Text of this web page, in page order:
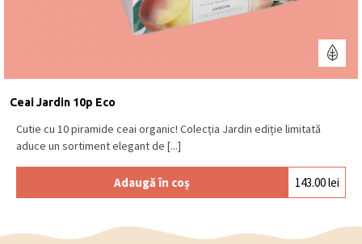
Ceai Jardin 10p Eco
Cutie cu 10 piramide ceai organic! Colecția Jardin ediție limitată
aduce un sortiment elegant de [...]
Adaugă în coș 143.00lei